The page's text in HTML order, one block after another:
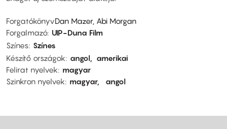
ForgatókönyvDan Mazer, Abi Morgan
Forgalmazó UIP-Duna Film
Színes Színes
Készítő országok
angol
amerikai
Felirat nyelvek
magyar
Szinkron nyelvek
magyar angol